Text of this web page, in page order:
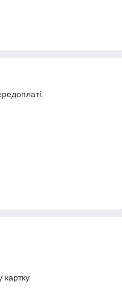
картку